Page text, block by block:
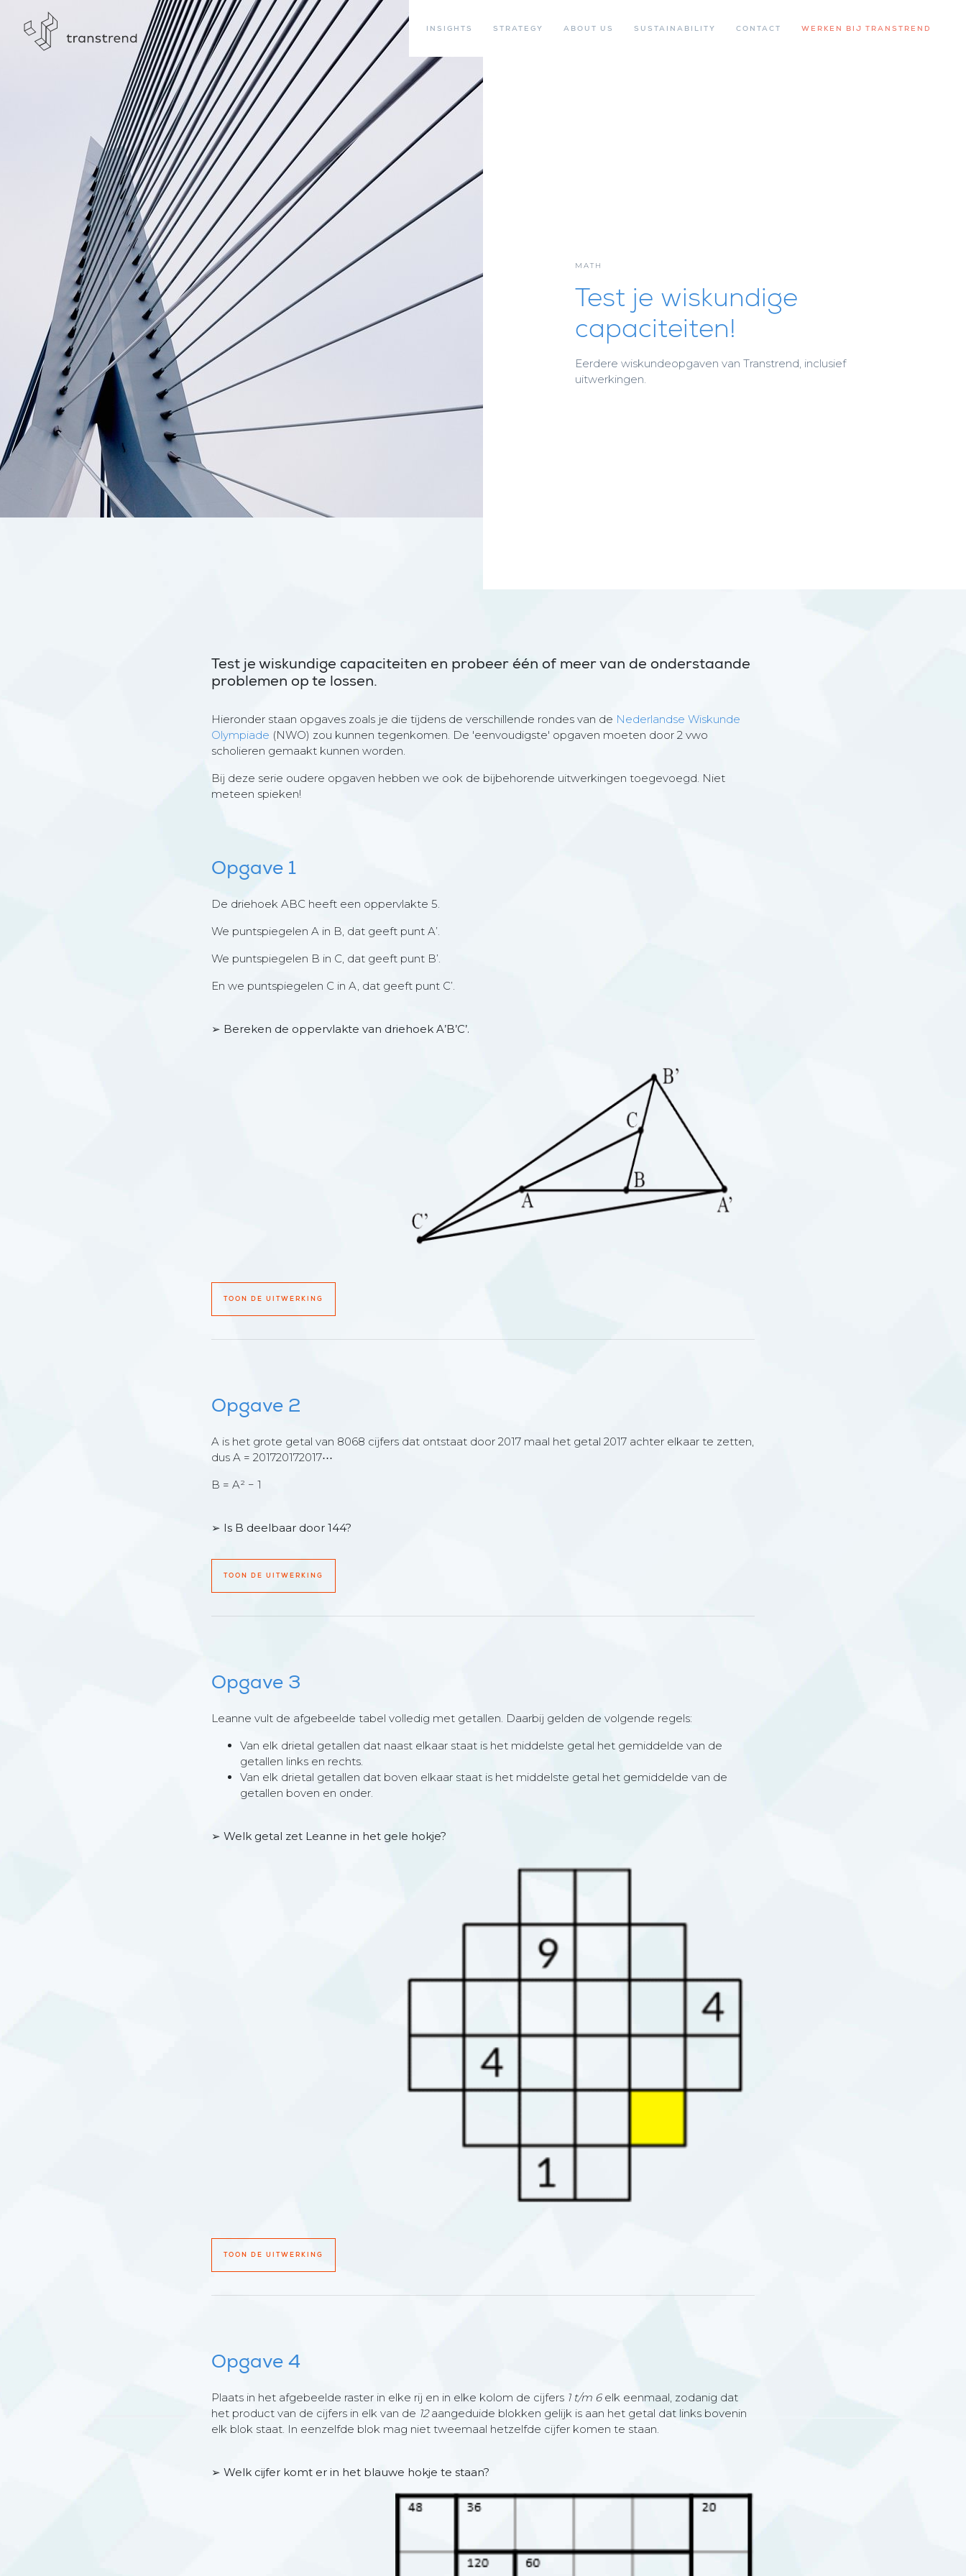
INSIGHTS STRATEGY ABOUT US SUSTAINABILITY CONTACT WERKEN BIJ TRANSTREND
MATH
Test je wiskundige
capaciteiten!
Eerdere wiskundeopgaven van Transtrend, inclusief
uitwerkingen.
Test je wiskundige capaciteiten en probeer één of meer van de onderstaande
problemen op te lossen.
Hieronder staan opgaves zoals je die tijdens de verschillende rondes van de Nederlandse Wiskunde
Olympiade (NWO) zou kunnen tegenkomen. De 'eenvoudigste' opgaven moeten door 2 vwo
scholieren gemaakt kunnen worden.
Bij deze serie oudere opgaven hebben we ook de bijbehorende uitwerkingen toegevoegd. Niet
meteen spieken!
Opgave 1
De driehoek ABC heeft een oppervlakte 5.
We puntspiegelen A in B, dat geeft punt A’.
We puntspiegelen B in C, dat geeft punt B’.
En we puntspiegelen C in A, dat geeft punt C’.
➢ Bereken de oppervlakte van driehoek A’B’C’.
TOON DE UITWERKING
Opgave 2
A is het grote getal van 8068 cijfers dat ontstaat door 2017 maal het getal 2017 achter elkaar te zetten,
dus A = 201720172017⋯
B = A² − 1
➢ Is B deelbaar door 144?
TOON DE UITWERKING
Opgave 3
Leanne vult de afgebeelde tabel volledig met getallen. Daarbij gelden de volgende regels:
Van elk drietal getallen dat naast elkaar staat is het middelste getal het gemiddelde van de
getallen links en rechts.
Van elk drietal getallen dat boven elkaar staat is het middelste getal het gemiddelde van de
getallen boven en onder.
➢ Welk getal zet Leanne in het gele hokje?
TOON DE UITWERKING
Opgave 4
Plaats in het afgebeelde raster in elke rij en in elke kolom de cijfers 1 t/m 6elk eenmaal, zodanig dat
het product van de cijfers in elk van de 12aangeduide blokken gelijk is aan het getal dat links bovenin
elk blok staat. In eenzelfde blok mag niet tweemaal hetzelfde cijfer komen te staan.
➢ Welk cijfer komt er in het blauwe hokje te staan?